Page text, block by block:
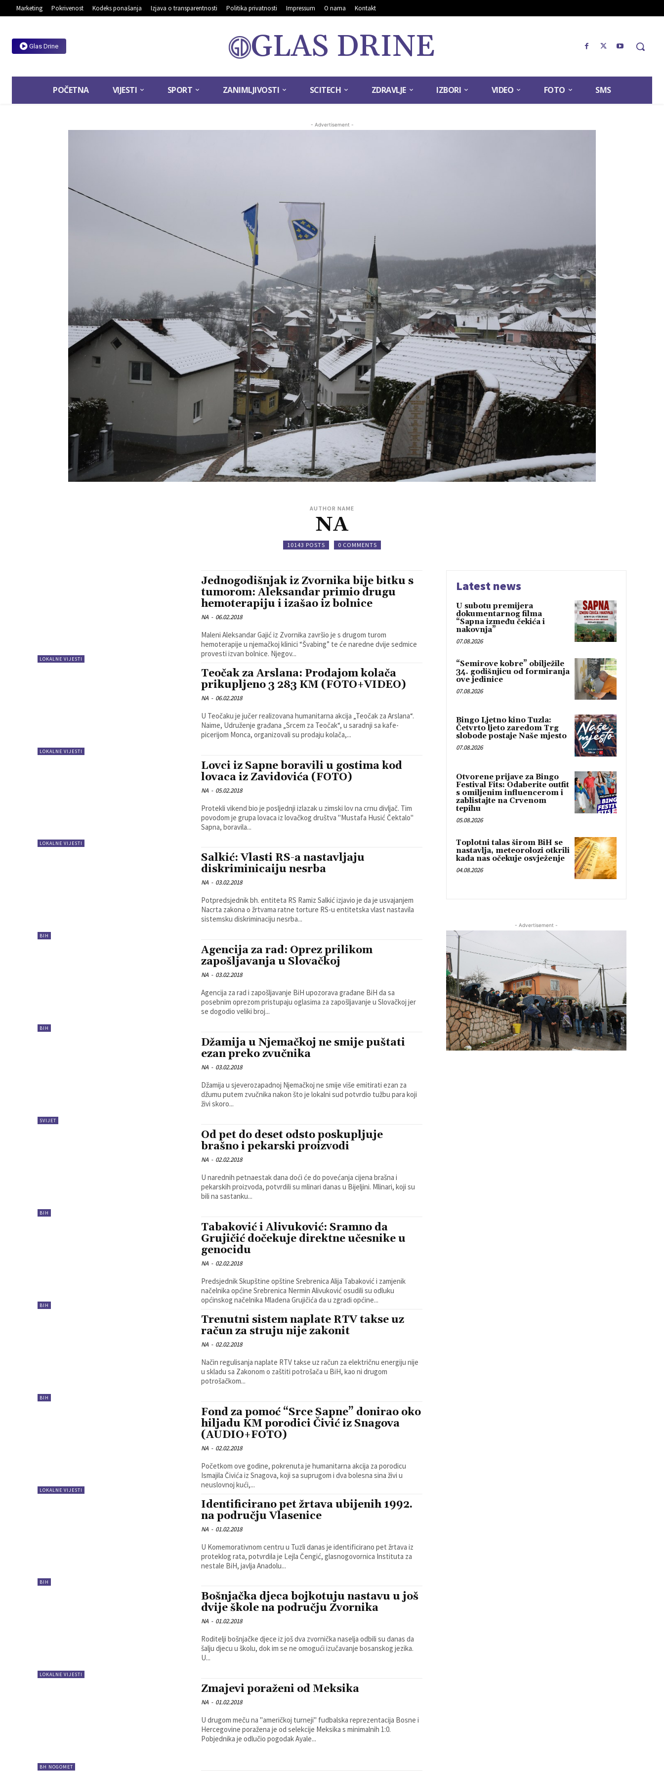
Marketing Pokrivenost Kodeks ponašanja Izjava o transparentnosti Politika privatnosti Impressum O nama Kontakt
Glas Drine GLAS DRINE
POČETNA VIJESTI SPORT ZANIMLJIVOSTI SCITECH ZDRAVLJE IZBORI VIDEO FOTO SMS
- Advertisement -
AUTHOR NAME
NA
10143 POSTS 0 COMMENTS
LOKALNE VIJESTI
Jednogodišnjak iz Zvornika bije bitku s
tumorom: Aleksandar primio drugu
hemoterapiju i izašao iz bolnice
NA - 06.02.2018
Maleni Aleksandar Gajić iz Zvornika završio je s drugom turom
hemoterapije u njemačkoj klinici “Švabing” te će naredne dvije sedmice
provesti izvan bolnice. Njegov...
LOKALNE VIJESTI
Teočak za Arslana: Prodajom kolača
prikupljeno 3 283 KM (FOTO+VIDEO)
NA - 06.02.2018
U Teočaku je jučer realizovana humanitarna akcija „Teočak za Arslana“.
Naime, Udruženje građana „Srcem za Teočak“, u saradnji sa kafe-
picerijom Monca, organizovali su prodaju kolača,...
LOKALNE VIJESTI
Lovci iz Sapne boravili u gostima kod
lovaca iz Zavidovića (FOTO)
NA - 05.02.2018
Protekli vikend bio je posljednji izlazak u zimski lov na crnu divljač. Tim
povodom je grupa lovaca iz lovačkog društva "Mustafa Husić Čektalo"
Sapna, boravila...
BIH
Salkić: Vlasti RS-a nastavljaju
diskriminicaiju nesrba
NA - 03.02.2018
Potpredsjednik bh. entiteta RS Ramiz Salkić izjavio je da je usvajanjem
Nacrta zakona o žrtvama ratne torture RS-u entitetska vlast nastavila
sistemsku diskriminaciju nesrba...
BIH
Agencija za rad: Oprez prilikom
zapošljavanja u Slovačkoj
NA - 03.02.2018
Agencija za rad i zapošljavanje BiH upozorava građane BiH da sa
posebnim oprezom pristupaju oglasima za zapošljavanje u Slovačkoj jer
se dogodio veliki broj...
SVIJET
Džamija u Njemačkoj ne smije puštati
ezan preko zvučnika
NA - 03.02.2018
Džamija u sjeverozapadnoj Njemačkoj ne smije više emitirati ezan za
džumu putem zvučnika nakon što je lokalni sud potvrdio tužbu para koji
živi skoro...
BIH
Od pet do deset odsto poskupljuje
brašno i pekarski proizvodi
NA - 02.02.2018
U narednih petnaestak dana doći će do povećanja cijena brašna i
pekarskih proizvoda, potvrdili su mlinari danas u Bijeljini. Mlinari, koji su
bili na sastanku...
BIH
Tabaković i Alivuković: Sramno da
Grujičić dočekuje direktne učesnike u
genocidu
NA - 02.02.2018
Predsjednik Skupštine opštine Srebrenica Alija Tabaković i zamjenik
načelnika općine Srebrenica Nermin Alivuković osudili su odluku
općinskog načelnika Mladena Grujičića da u zgradi općine...
BIH
Trenutni sistem naplate RTV takse uz
račun za struju nije zakonit
NA - 02.02.2018
Način regulisanja naplate RTV takse uz račun za električnu energiju nije
u skladu sa Zakonom o zaštiti potrošača u BiH, kao ni drugom
potrošačkom...
LOKALNE VIJESTI
Fond za pomoć “Srce Sapne” donirao oko
hiljadu KM porodici Čivić iz Snagova
(AUDIO+FOTO)
NA - 02.02.2018
Početkom ove godine, pokrenuta je humanitarna akcija za porodicu
Ismajila Čivića iz Snagova, koji sa suprugom i dva bolesna sina živi u
neuslovnoj kući,...
BIH
Identificirano pet žrtava ubijenih 1992.
na području Vlasenice
NA - 01.02.2018
U Komemorativnom centru u Tuzli danas je identificirano pet žrtava iz
proteklog rata, potvrdila je Lejla Čengić, glasnogovornica Instituta za
nestale BiH, javlja Anadolu...
LOKALNE VIJESTI
Bošnjačka djeca bojkotuju nastavu u još
dvije škole na području Zvornika
NA - 01.02.2018
Roditelji bošnjačke djece iz još dva zvornička naselja odbili su danas da
šalju djecu u školu, dok im se ne omogući izučavanje bosanskog jezika.
U...
BH NOGOMET
Zmajevi poraženi od Meksika
NA - 01.02.2018
U drugom meču na "američkoj turneji" fudbalska reprezentacija Bosne i
Hercegovine poražena je od selekcije Meksika s minimalnih 1:0.
Pobjednika je odlučio pogodak Ayale...
Latest news
U subotu premijera
dokumentarnog filma
“Sapna između čekića i
nakovnja”
07.08.2026
“Semirove kobre” obilježile
34. godišnjicu od formiranja
ove jedinice
07.08.2026
Bingo Ljetno kino Tuzla:
Četvrto ljeto zaredom Trg
slobode postaje Naše mjesto
07.08.2026
Otvorene prijave za Bingo
Festival Fits: Odaberite outfit
s omiljenim influencerom i
zablistajte na Crvenom
tepihu
05.08.2026
Toplotni talas širom BiH se
nastavlja, meteorolozi otkrili
kada nas očekuje osvježenje
04.08.2026
- Advertisement -